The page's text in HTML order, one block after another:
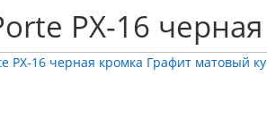
PX-16